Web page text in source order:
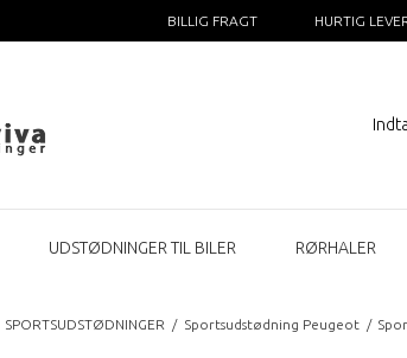
BILLIG FRAGT HURTIG
UDSTØDNINGER TIL BILER RØRHALER
SPORTSUDSTØDNINGER / Sportsudstødning Peugeot /